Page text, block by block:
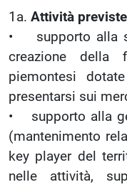
1a. Attività previste
• supporto alla
creazione della
piemontesi
presentarsi sui
• supporto alla
(mantenimento
key player del
nelle attività,